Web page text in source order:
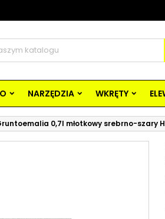
NARZĘDZIA WKRĘTY
0,7l młotkowy srebrno-szary